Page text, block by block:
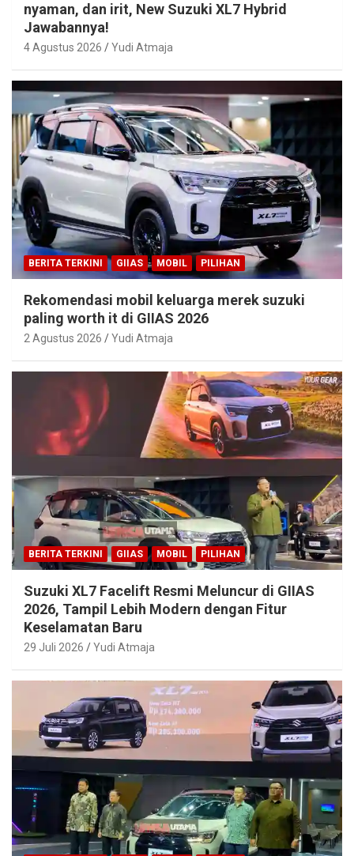
nyaman, dan irit, New Suzuki XL7 Hybrid
Jawabannya!
4 Agustus 2026 Yudi Atmaja
BERITA TERKINI GIIAS MOBIL PILIHAN
Rekomendasi mobil keluarga merek suzuki
paling worth it di GIIAS 2026
2 Agustus 2026 Yudi Atmaja
BERITA TERKINI GIIAS MOBIL PILIHAN
Suzuki XL7 Facelift Resmi Meluncur di GIIAS
2026, Tampil Lebih Modern dengan Fitur
Keselamatan Baru
29 Juli 2026 Yudi Atmaja